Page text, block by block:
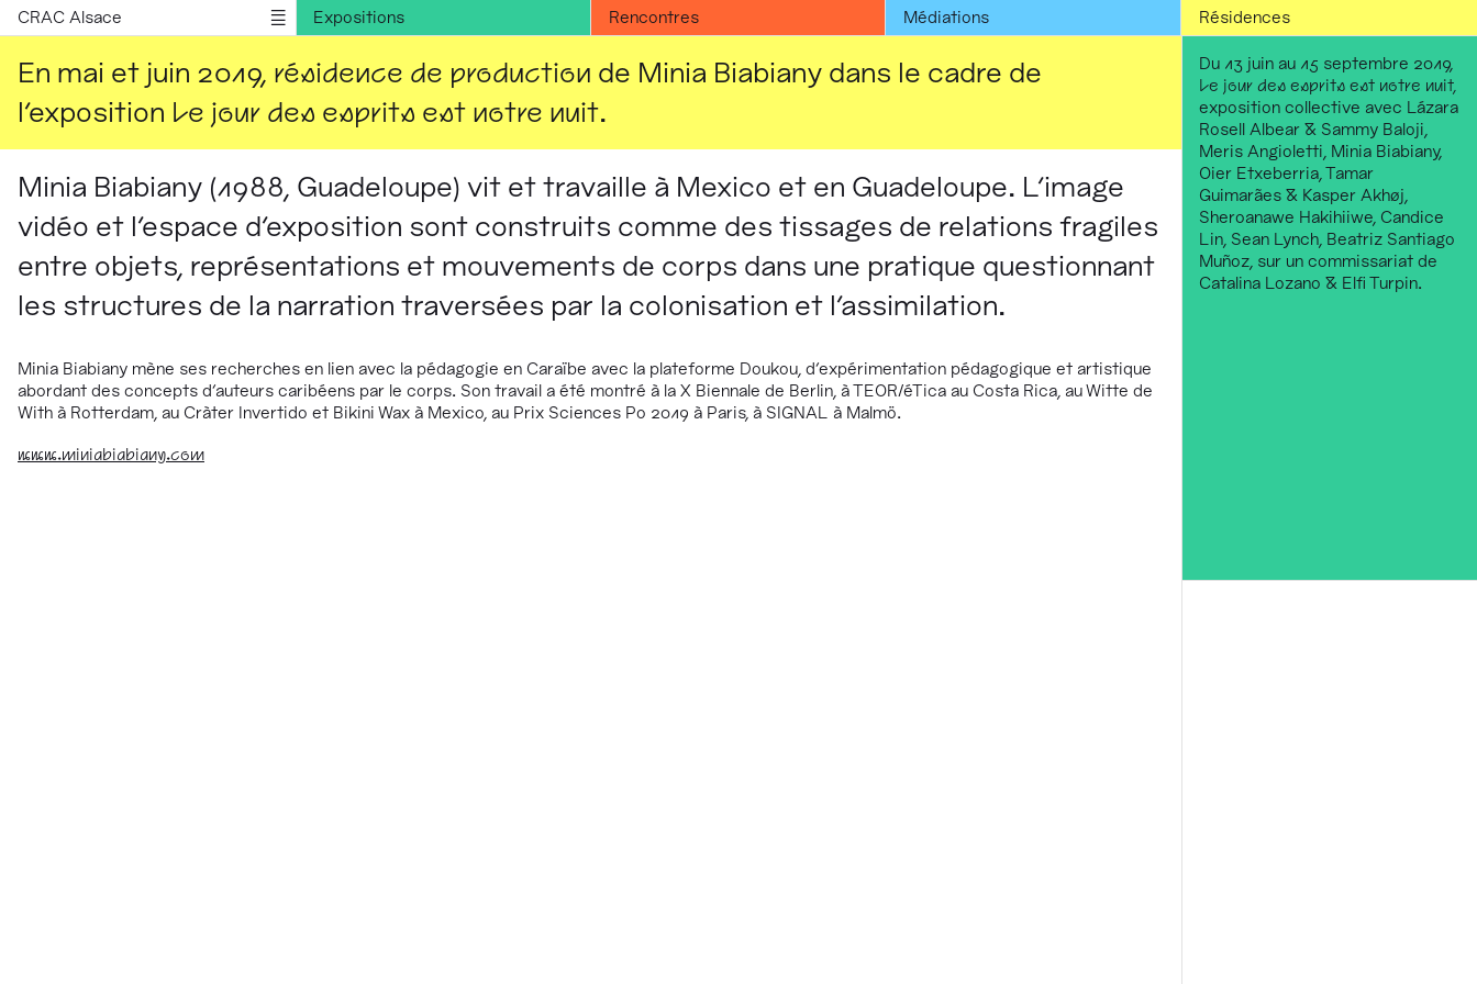
CRAC Alsace Expositions Rencontres Médiations
Résidences
Informations
English version
En mai et juin 2019, résidence de production de Minia Biabiany dans le cadre de
l'exposition Le jour des esprits est notre nuit.
Minia Biabiany (1988, Guadeloupe) vit et travaille à Mexico et en Guadeloupe. L'image
vidéo et l'espace d'exposition sont construits comme des tissages de relations fragiles
entre objets, représentations et mouvements de corps dans une pratique questionnant
les structures de la narration traversées par la colonisation et l'assimilation.
Minia Biabiany mène ses recherches en lien avec la pédagogie en Caraïbe avec la plateforme Doukou, d'expérimentation pédagogique et artistique
abordant des concepts d'auteurs caribéens par le corps. Son travail a été montré à la X Biennale de Berlin, à TEOR/éTica au Costa Rica, au Witte de
With à Rotterdam, au Cràter Invertido et Bikini Wax à Mexico, au Prix Sciences Po 2019 à Paris, à SIGNAL à Malmö.
www.miniabiabiany.com
Du 13 juin au 15 septembre 2019,
Le jour des esprits est notre nuit,
exposition collective avec Lázara
Rosell Albear & Sammy Baloji,
Meris Angioletti, Minia Biabiany,
Oier Etxeberria, Tamar
Guimarães & Kasper Akhøj,
Sheroanawe Hakihiiwe, Candice
Lin, Sean Lynch, Beatriz Santiago
Muñoz, sur un commissariat de
Catalina Lozano & Elfi Turpin.